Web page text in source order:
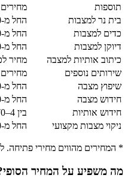
תוספות
בית נר למצבות
החל מ-120 ₪
כדים למצבות
החל מ-120 ₪
דיוקן למצבות
החל מ-750 ₪
כיתוב אותיות למצבה
מחיר לכל
שירותים נוספים
שיפוץ מצבה
החל מ-350 ₪
חידוש מצבה
החל מ-600 ₪
חידוש אותיות
בין 4–70 ₪ לכל אות
ניקוי מצבות מקצועי
החל מ-300 ₪
* המחירים מהווים מחירי
מה משפיע על המחיר